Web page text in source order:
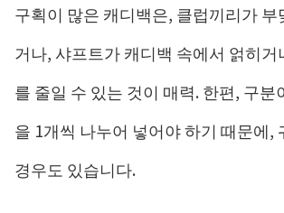
구획이 많은 캐디백은, 클럽끼리가 부
거나, 샤프트가 캐디백 속에서 얽히거
를 줄일 수 있는 것이 매력. 한편, 구분
을 1개씩 나누어 넣어야 하기 때문에,
경우도 있습니다.